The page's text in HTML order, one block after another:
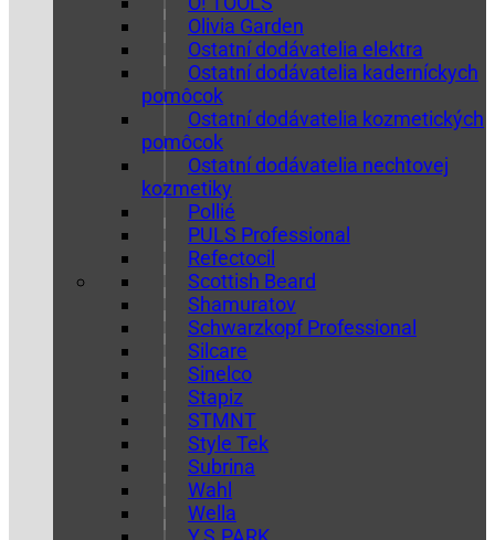
Olivia Garden
Ostatní dodávatelia elektra
Ostatní dodávatelia kaderníckych
pomôcok
Ostatní dodávatelia kozmetických
pomôcok
Ostatní dodávatelia nechtovej
kozmetiky
Pollié
PULS Professional
Refectocil
Scottish Beard
Shamuratov
Schwarzkopf Professional
Silcare
Sinelco
Stapiz
STMNT
Style Tek
Subrina
Wahl
Wella